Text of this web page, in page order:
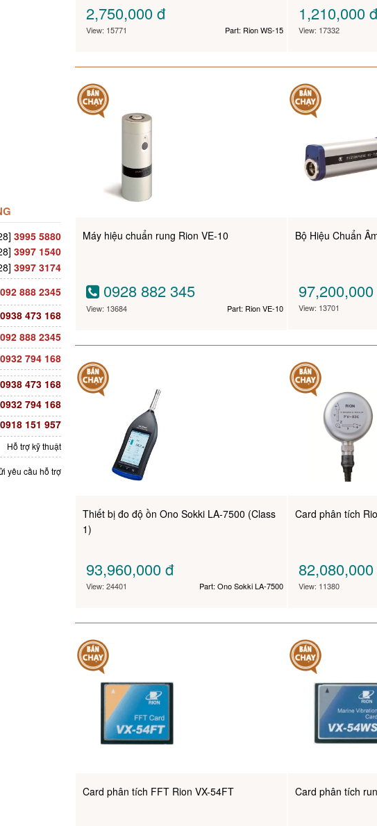
3995 5880
3997 1540
3997 3174
092 888 2345
0938 473 168
092 888 2345
0932 794 168
0938 473 168
0932 794 168
0918 151 957
Hỗ trợ kỹ thuật
yêu cầu hỗ trợ
2,750,000đ
View: 15771 Part: Rion WS-15
1,210,000đ
View: 17332
Máy hiệu chuẩn rung Rion VE-10
0928 882 345
View: 13684 Part: Rion VE-10
Bộ Hiệu Chuẩn
97,200,000
View: 13701
Thiết bị đo độ ồn Ono Sokki LA-7500 (Class
1)
93,960,000đ
View: 24401 Part: Ono Sokki LA-7500
Card phân tích
82,080,000
View: 11380
Card phân tích FFT Rion VX-54FT Card phân tích